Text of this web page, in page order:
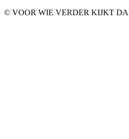
© VOOR WIE VERDER KIJKT